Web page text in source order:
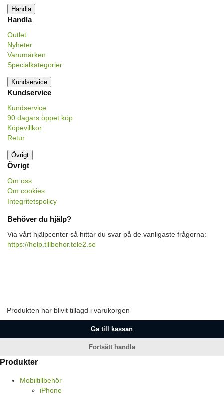
Handla
Handla
Outlet
Nyheter
Varumärken
Specialkategorier
Kundservice
Kundservice
Kundservice
90 dagars öppet köp
Köpevillkor
Retur
Övrigt
Övrigt
Om oss
Om cookies
Integritetspolicy
Behöver du hjälp?
Via vårt hjälpcenter så hittar du svar på de vanligaste frågorna:
https://help.tillbehor.tele2.se
Produkten har blivit tillagd i varukorgen
Gå till kassan
Fortsätt handla
Produkter
Mobiltillbehör
iPhone